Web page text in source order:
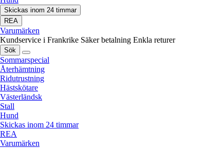
Skickas inom 24 timmar
REA
Varumärken
Kundservice i Frankrike Säker betalning Enkla returer
Sök
Sommarspecial
Återhämtning
Ridutrustning
Hästskötare
Västerländsk
Stall
Hund
Skickas inom 24 timmar
REA
Varumärken